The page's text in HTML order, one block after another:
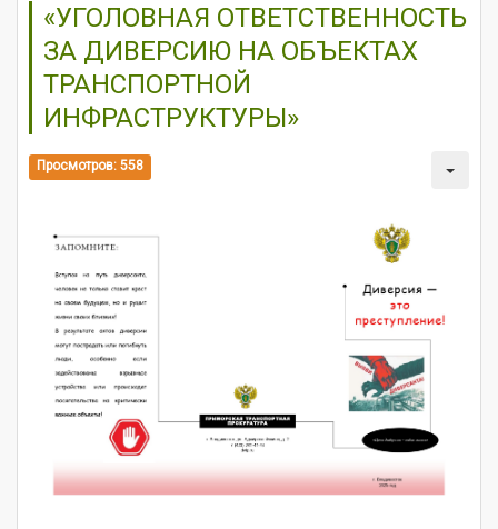
«УГОЛОВНАЯ ОТВЕТСТВЕННОСТЬ
ЗА ДИВЕРСИЮ НА ОБЪЕКТАХ
ТРАНСПОРТНОЙ
ИНФРАСТРУКТУРЫ»
Просмотров: 558